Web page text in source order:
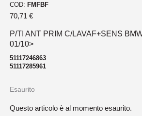
COD: FMFBF
70,71 €
P/TI ANT PRIM C/LAVAF+SENS
01/10>
51117246863
51117285961
Esaurito
Questo articolo è al momento esaurito.